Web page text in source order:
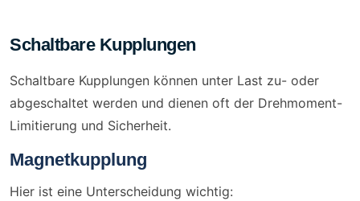
Schaltbare Kupplungen
Schaltbare Kupplungen können unter Last zu- oder
abgeschaltet werden und dienen oft der Drehmoment-
Limitierung und Sicherheit.
Magnetkupplung
Hier ist eine Unterscheidung wichtig: